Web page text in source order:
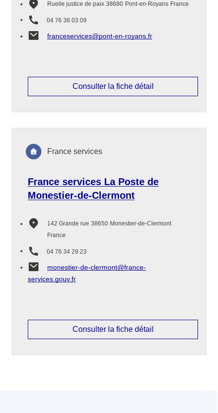
Ruelle justice de paix 38680 Pont-en-Royans France
04 76 36 03 09
franceservices@pont-en-royans.fr
Consulter la fiche détail
France services La Poste de
Monestier-de-Clermont
142 Grande rue 38650 Monestier-de-Clermont
France
04 76 34 29 23
monestier-de-clermont@france-
services.gouv.fr
France services
Consulter la fiche détail